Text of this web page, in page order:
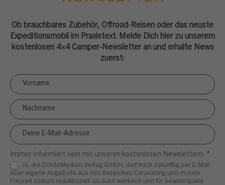
Ob brauchbares Zubehör, Offroad-Reisen oder das neuste
Expeditionsmobil im Praxistext. Melde Dich hier zu unserem
kostenlosen 4×4 Camper-Newsletter an und erhalte News
zuerst:
Newsletter
Anmeldung
4x4
Immer informiert sein mit unseren kostenlosen Newslettern: *
Ja, die DoldeMedien Verlag GmbH, darf mich zukünftig per E-Mail
über eigene Angebote aus den Bereichen Caravaning und mobile
Freizeit sowohl redaktionell als auch werblich und für Gewinnspiele